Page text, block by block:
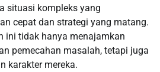
situasi kompleks yang
cepat dan strategi yang matang.
ini tidak hanya menajamkan
pemecahan masalah, tetapi juga
karakter mereka.